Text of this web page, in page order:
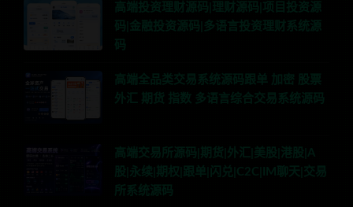
高端投资理财源码|理财源码|项目投资源
码|金融投资源码|多语言投资理财系统源
码
高端全品类交易系统源码跟单 加密 股票
外汇 期货 指数 多语言综合交易系统源码
高端交易所源码|期货|外汇|美股|港股|A
股|永续|期权|跟单|闪兑|C2C|IM聊天|交易
所系统源码